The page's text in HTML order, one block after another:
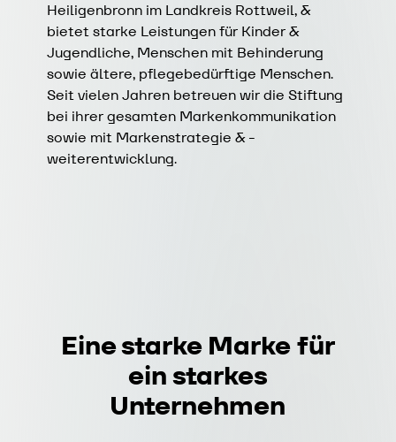
Heiligenbronn im Landkreis Rottweil, &
bietet starke Leistungen für Kinder &
Jugendliche, Menschen mit Behinderung
sowie ältere, pflegebedürftige Menschen.
Seit vielen Jahren betreuen wir die Stiftung
bei ihrer gesamten Markenkommunikation
sowie mit Markenstrategie & -
weiterentwicklung.
Einestarke Marke für
einstarkes
Unternehmen